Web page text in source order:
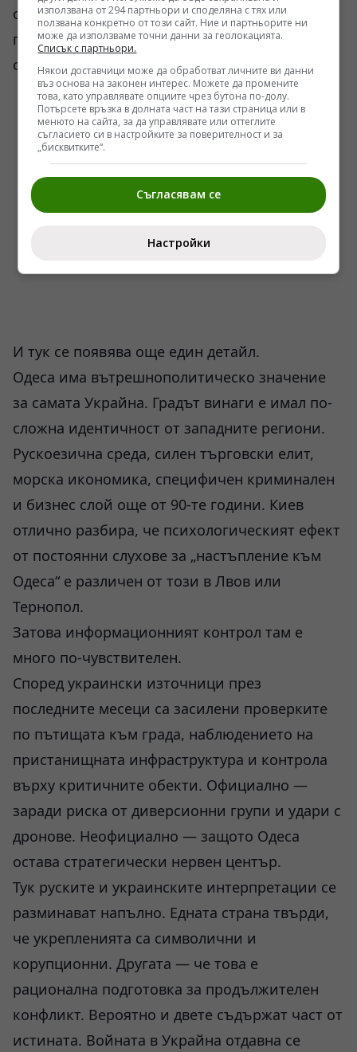
отбранителна система около Одеса би била
проверявана дълго преди евентуален голям
опит за пробив.
И тук се появява още един детайл.
Одеса има вътрешнополитическо значение
за самата Украйна. Градът винаги е имал по-
сложна идентичност от западните региони.
Рускоезична среда, силен търговски елит,
морска икономика, специфичен криминален
и бизнес слой още от 90-те години. Киев
отлично разбира, че психологическият ефект
от постоянни слухове за „настъпление към
Одеса“ е различен от този в Лвов или
Тернопол.
Затова информационният контрол там е
много по-чувствителен.
Според украински източници през
последните месеци са засилени проверките
по пътищата към града, наблюдението на
пристанищната инфраструктура и контрола
върху критичните обекти. Официално —
заради риска от диверсионни групи и удари с
дронове. Неофициално — защото Одеса
остава стратегически нервен център.
Тук руските и украинските интерпретации се
разминават напълно. Едната страна твърди,
че укрепленията са символични и
корупционни. Другата — че това е
рационална подготовка за продължителен
конфликт. Вероятно и двете съдържат част от
истината. Войната в Украйна отдавна се
използвана от 294 партньори и споделяна с тях или
ползвана конкретно от този сайт. Ние и партньорите ни
може да използваме точни данни за геолокацията.
Списък с партньори.
Някои доставчици може да обработват личните ви данни
въз основа на законен интерес. Можете да промените
това, като управлявате опциите чрез бутона по-долу.
Потърсете връзка в долната част на тази страница или в
менюто на сайта, за да управлявате или оттеглите
съгласието си в настройките за поверителност и за
„бисквитките“.
Съгласявам се
Настройки